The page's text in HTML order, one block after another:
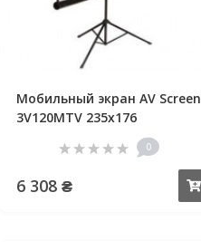
Мобильный экран AV Screen
3V120MTV 235x176
0
6 308 ₴